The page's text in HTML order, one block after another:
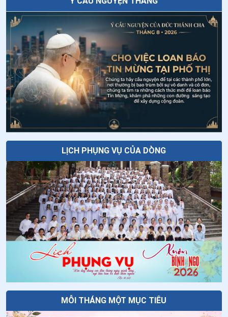
28 Cầu nguyện theo Thánh vịnh 125 (124)
.Cầu nguyện theo Thánh vịnh 124 (123)
30.Cầu nguyện theo Thánh vịnh 123 (122)
31.Cầu nguyện theo Thánh vịnh 122 ( 121)
32.Cầu nguyện theo Thánh vịnh 121 (120)
33 Cầu nguyện theo Thánh vịnh 120 (119)
Cầu nguyện theo Thánh vịnh 119/ 22 (118 c. 169 -
35.Cầu nguyện theo Thánh vịnh 119/21 (118 c. 161 -
168)
36. Cầu nguyện theo Thánh vịnh 119/20 (118 c.153 -
160)
Cầu nguyện theo Thánh vịnh 119/19 (118 c. 145 -
152)
Cầu nguyện theo Thánh vịnh 119/18 (118 c. 137 -
144)
39.Cầu nguyện theo Thánh vịnh 119/17 (118. c 129 -
LỊCH PHỤNG VỤ CỦA DÒNG
Đưa AI vào việc dạy giáo lý: Cơ hội mới
cho việc loan báo Tin Mừng?
Năm thời điểm để cầu nguyện khi đang
đi trên đường
Thứ Sáu tuần XVIII thường niên
MỖI THÁNG MỘT MỤC TIÊU